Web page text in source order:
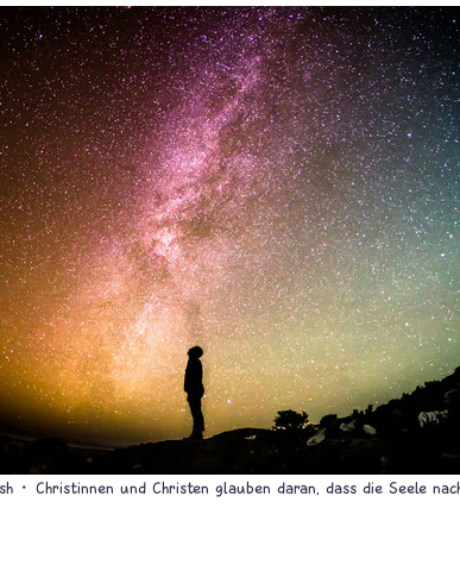
Christinnen und Christen glauben daran, dass die Seele